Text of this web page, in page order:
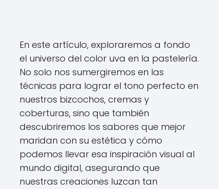
En este artículo, exploraremos a fondo
el universo del color uva en la pastelería.
No solo nos sumergiremos en las
técnicas para lograr el tono perfecto en
nuestros bizcochos, cremas y
coberturas, sino que también
descubriremos los sabores que mejor
maridan con su estética y cómo
podemos llevar esa inspiración visual al
mundo digital, asegurando que
nuestras creaciones luzcan tan